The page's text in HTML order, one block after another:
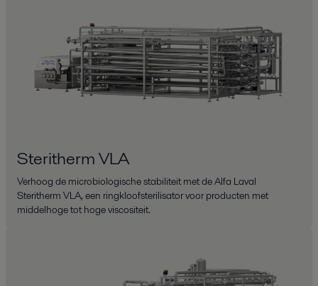
Steritherm VLA
Verhoog de microbiologische stabiliteit met de Alfa Laval
Steritherm VLA, een ringkloofsterilisator voor producten met
middelhoge tot hoge viscositeit.